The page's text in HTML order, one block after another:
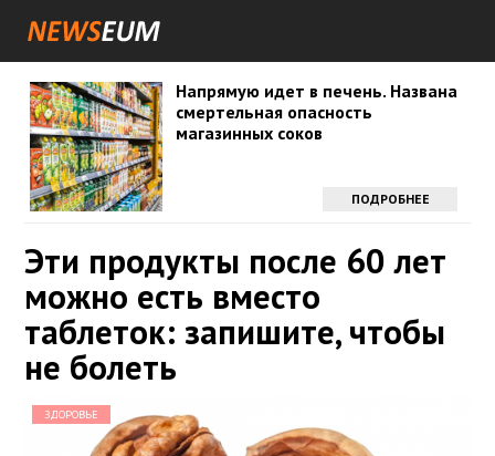
Напрямую идет в печень. Названа
смертельная опасность
магазинных соков
ПОДРОБНЕЕ
Эти продукты после 60 лет
можно есть вместо
таблеток: запишите, чтобы
не болеть
ЗДОРОВЬЕ